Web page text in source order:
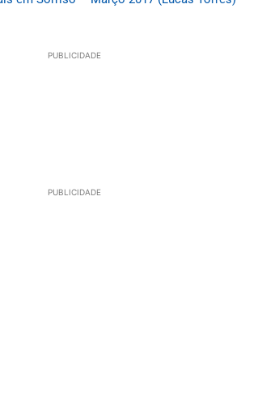
PUBLICIDADE
PUBLICIDADE